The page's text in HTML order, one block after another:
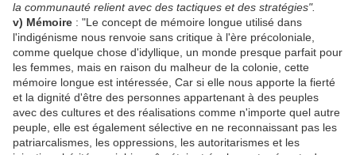
la communauté relient avec des tactiques et des stratégies".
v) Mémoire : "Le concept de mémoire longue utilisé dans
l'indigénisme nous renvoie sans critique à l'ère précoloniale,
comme quelque chose d'idyllique, un monde presque parfait pour
les femmes, mais en raison du malheur de la colonie, cette
mémoire longue est intéressée, Car si elle nous apporte la fierté
et la dignité d'être des personnes appartenant à des peuples
avec des cultures et des réalisations comme n'importe quel autre
peuple, elle est également sélective en ne reconnaissant pas les
patriarcalismes, les oppressions, les autoritarismes et les